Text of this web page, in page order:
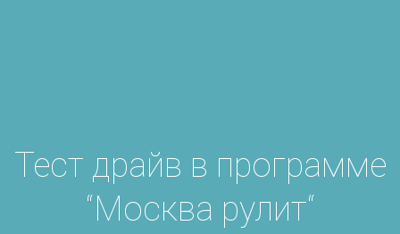
Тест драйв в программе
“Москва рулит“